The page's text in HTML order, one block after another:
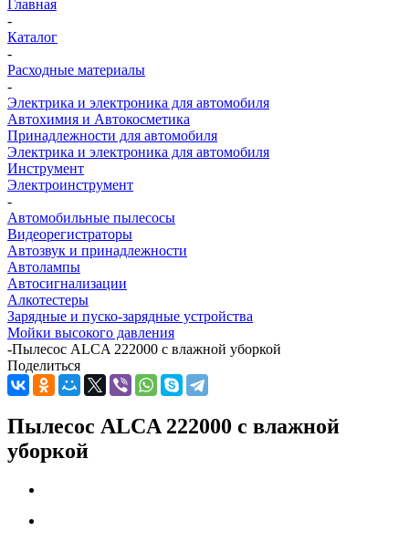
Главная
-
Каталог
-
Расходные материалы
-
Электрика и электроника для автомобиля
Автохимия и Автокосметика
Принадлежности для автомобиля
Электрика и электроника для автомобиля
Инструмент
Электроинструмент
-
Автомобильные пылесосы
Видеорегистраторы
Автозвук и принадлежности
Автолампы
Автосигнализации
Алкотестеры
Зарядные и пуско-зарядные устройства
Мойки высокого давления
-Пылесос ALCA 222000 с влажной уборкой
Поделиться
Пылесос ALCA 222000 с влажной
уборкой